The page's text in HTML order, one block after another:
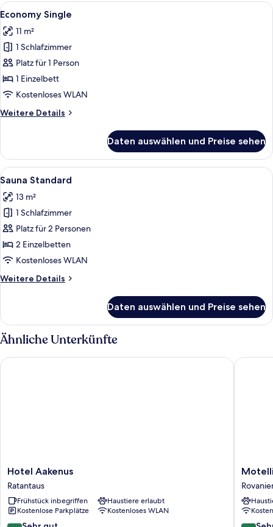
Alle
Fotos
für
Economy
Single
anzeigen
Ein Einzelbett mit grauem Matratze
1
Economy Single
11 m²
1 Schlafzimmer
Platz für 1 Person
1 Einzelbett
Kostenloses WLAN
Weitere Details
Weitere
Single
Daten auswählen und Preise sehen
Alle
Fotos
für
Sauna
Standard
anzeigen
Ein rustikales Interieur mit
5
Sauna Standard
13 m²
1 Schlafzimmer
Platz für 2 Personen
2 Einzelbetten
Kostenloses WLAN
Weitere Details
Weitere
Standard
Daten auswählen und Preise sehen
Ähnliche Unterkünfte
Hotel
Aakenus
Ratantaus
Hotel Aakenus
Ratantaus
Frühstück inbegriffen
Haustiere erlaubt
Kostenlose Parkplätze
Kostenloses WLAN
Hotel Aakenus
Motelli
Motelli